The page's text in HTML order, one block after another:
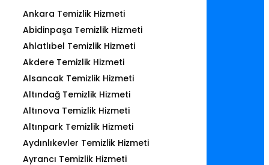
Ankara Temizlik Hizmeti
Abidinpaşa Temizlik Hizmeti
Ahlatlıbel Temizlik Hizmeti
Akdere Temizlik Hizmeti
Alsancak Temizlik Hizmeti
Altındağ Temizlik Hizmeti
Altınova Temizlik Hizmeti
Altınpark Temizlik Hizmeti
Aydınlıkevler Temizlik Hizmeti
Ayrancı Temizlik Hizmeti